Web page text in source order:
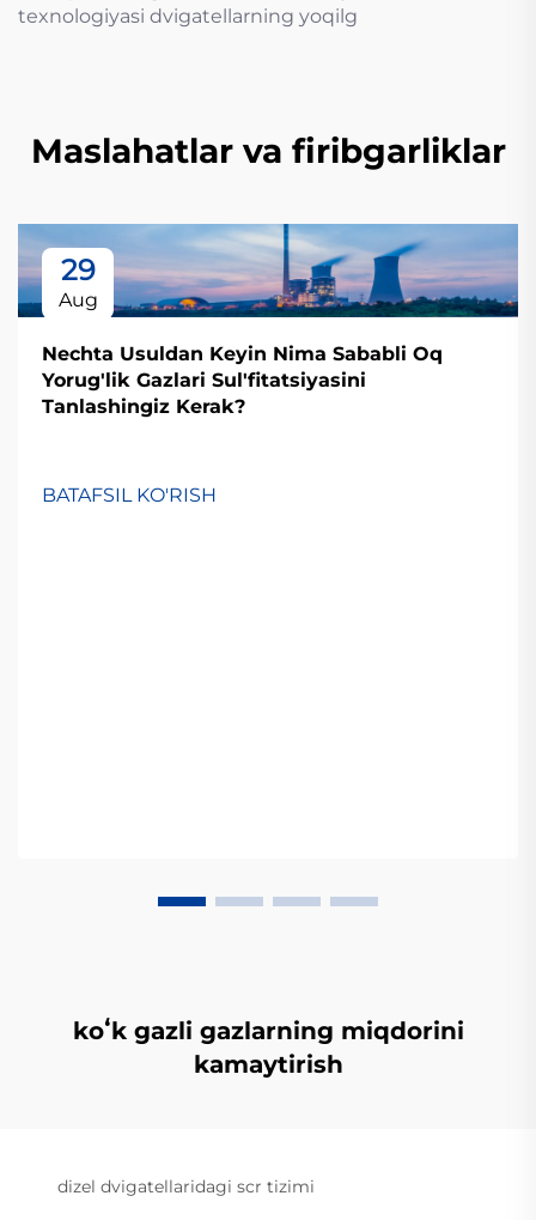
texnologiyasi dvigatellarning yoqilg
Maslahatlar va firibgarliklar
29
Aug
Nechta Usuldan Keyin Nima Sababli Oq
Yorug'lik Gazlari Sul'fitatsiyasini
Tanlashingiz Kerak?
BATAFSIL KO'RISH
koʻk gazli gazlarning miqdorini
kamaytirish
dizel dvigatellaridagi scr tizimi